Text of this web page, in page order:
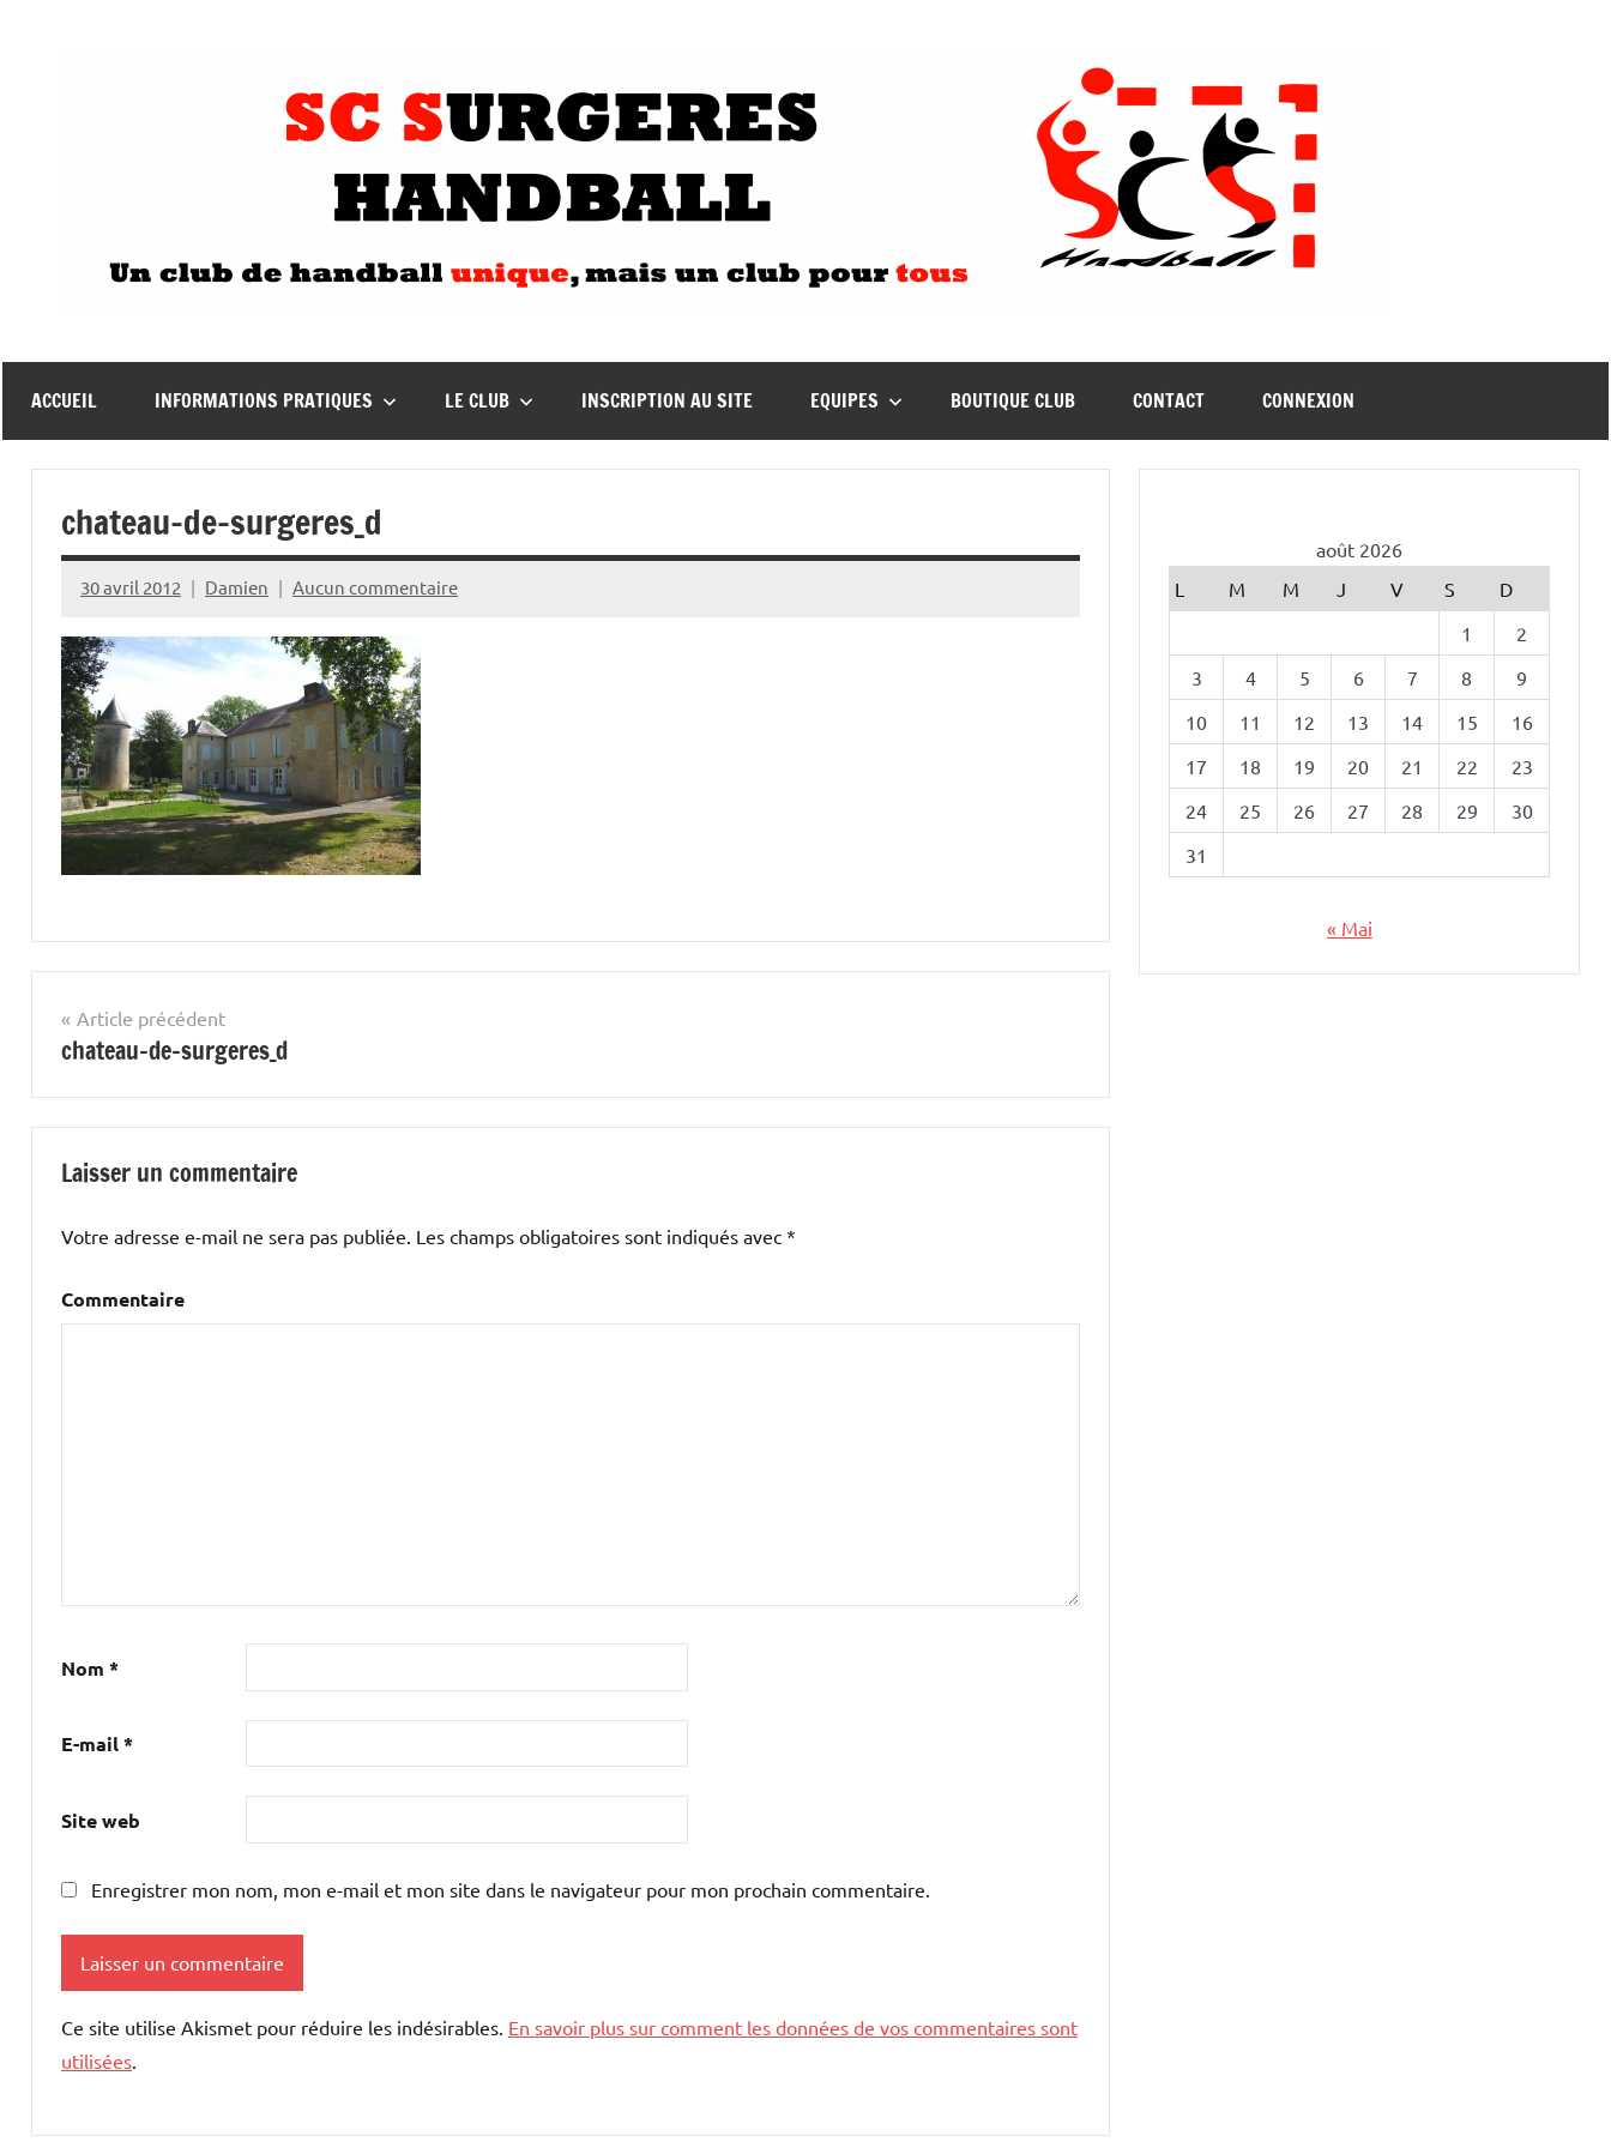
ACCUEIL INFORMATIONS PRATIQUES LE CLUB INSCRIPTION AU SITE EQUIPES BOUTIQUE CLUB CONTACT CONNEXION
chateau-de-surgeres_d
30 avril 2012 Damien Aucun commentaire
Navigation
de
l’article
Article précédent
chateau-de-surgeres_d
Laisser un commentaire
Votre adresse e-mail ne sera pas publiée. Les champs obligatoires sont indiqués avec *
Commentaire
Nom *
E-mail*
Site web
Enregistrer mon nom, mon e-mail et mon site dans le navigateur pour mon prochain commentaire.
Ce site utilise Akismet pour réduire les indésirables. En savoir plus sur comment les données de vos commentaires sont
utilisées
août 2026
L
M M J V S
D
1
2
3
4 5 6 7 8
9
10
11 12 13 14 15
16
17
18 19 20 21 22
23
24
25 26 27 28 29
30
31
« Mai